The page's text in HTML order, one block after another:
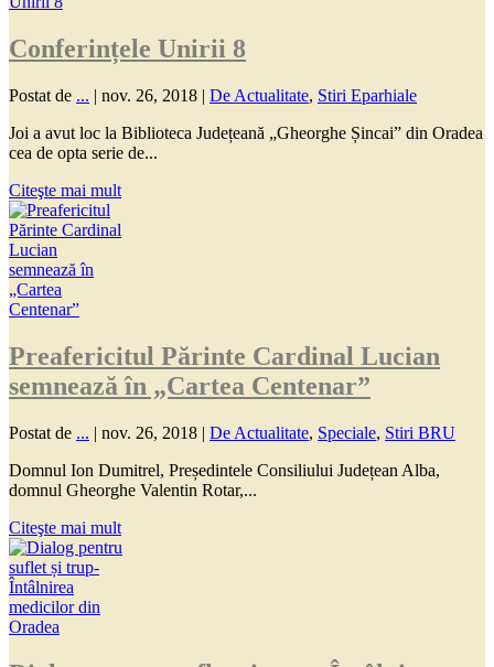
Conferințele Unirii 8
Postat de ... | nov. 26, 2018 | De Actualitate, Stiri Eparhiale
Joi a avut loc la Biblioteca Județeană „Gheorghe Șincai” din Oradea
cea de opta serie de...
Citeşte mai mult
Preafericitul Părinte Cardinal Lucian
semnează în „Cartea Centenar”
Postat de ... | nov. 26, 2018 | De Actualitate, Speciale, Stiri BRU
Domnul Ion Dumitrel, Președintele Consiliului Județean Alba,
domnul Gheorghe Valentin Rotar,...
Citeşte mai mult